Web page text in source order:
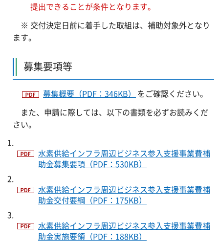
提出できることが条件となります。
※ 交付決定日前に着手した取組は、補助対象外となり
ます。
募集要項等
募集概要（PDF：346KB）
をご確認ください。
また、申請に際しては、以下の書類を必ずお読みくだ
さい。
水素供給インフラ周辺ビジネス参入支援事業費補
助金募集要項（PDF：530KB）
水素供給インフラ周辺ビジネス参入支援事業費補
助金交付要綱（PDF：175KB）
水素供給インフラ周辺ビジネス参入支援事業費補
助金実施要領（PDF：188KB）